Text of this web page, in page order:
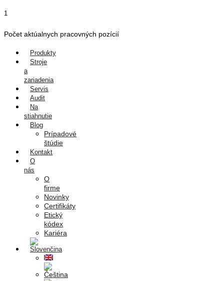
na
1
Počet aktúalnych pracovných pozícií
Produkty
Stroje
a
zariadenia
Servis
Audit
Na
stiahnutie
Blog
Prípadové
štúdie
Kontakt
O
nás
O
firme
Novinky
Certifikáty
Etický
kódex
Kariéra